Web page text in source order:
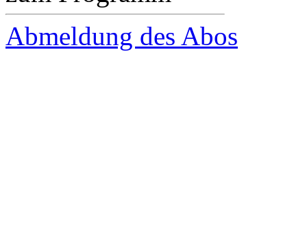
Abmeldung des Abos